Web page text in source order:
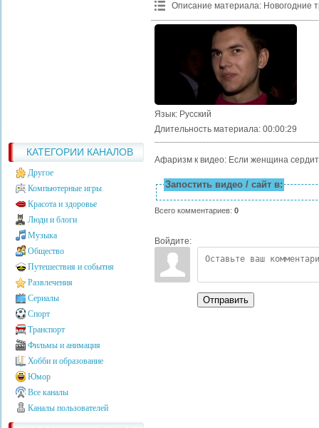
КАТЕГОРИИ КАНАЛОВ
Другое
Компьютерные игры
Красота и здоровье
Люди и блоги
Музыка
Общество
Путешествия и события
Развлечения
Сериалы
Спорт
Транспорт
Фильмы и анимация
Хобби и образование
Юмор
Все каналы
Каналы пользователей
Описание материала: Новогодние
Язык: Русский
Длительность материала: 00:00:29
Афаризм к видео: Если женщина
Запостить видео / сайт в:
Всего комментариев: 0
Войдите:
Отправить